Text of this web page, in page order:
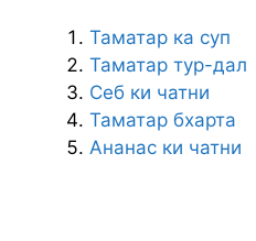
Таматар ка суп
Таматар тур-дал
Себ ки чатни
Таматар бхарта
Ананас ки чатни